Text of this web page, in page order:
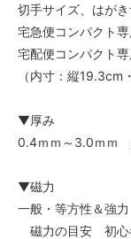
切手サイズ、はが
宅急便コンパクト
宅配便コンパクト
（内寸：縦19.3cm
▼厚み
0.4ｍｍ～3.0ｍｍ
▼磁力
一般・等方性＆強
磁力の目安 初心